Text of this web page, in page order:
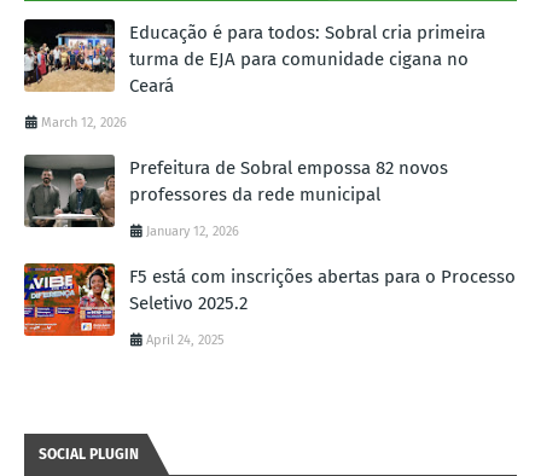
Educação é para todos: Sobral cria primeira
turma de EJA para comunidade cigana no
Ceará
March 12, 2026
Prefeitura de Sobral empossa 82 novos
professores da rede municipal
January 12, 2026
F5 está com inscrições abertas para o Processo
Seletivo 2025.2
April 24, 2025
SOCIAL PLUGIN